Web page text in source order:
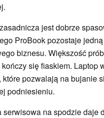
jest dobrze
ProBook pozostaje
biznesu. Większość
się fiaskiem. Laptop
które pozwalają na bujanie
podniesieniu.
serwisowa na spodzie daje